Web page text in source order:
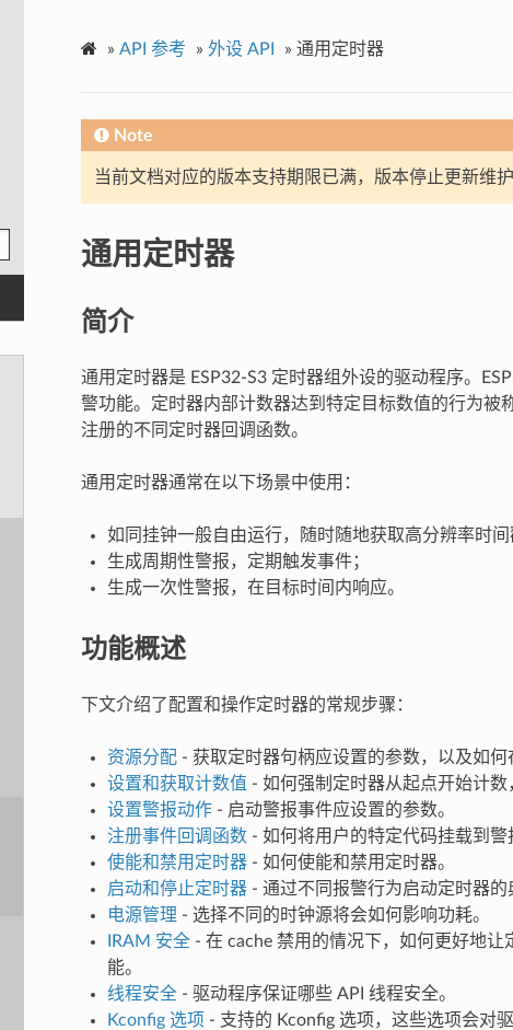
» API 参考 » 外设 API » 通用定时器
Note
当前文档对应的版本支持期限已满，版本停止更新维
通用定时器
简介
通用定时器是 ESP32-S3 定时器组外设的驱动程序。
警功能。定时器内部计数器达到特定目标数值的行为被
注册的不同定时器回调函数。
通用定时器通常在以下场景中使用：
如同挂钟一般自由运行，随时随地获取高分辨率时间
生成周期性警报，定期触发事件；
生成一次性警报，在目标时间内响应。
功能概述
下文介绍了配置和操作定时器的常规步骤：
资源分配- 获取定时器句柄应设置的参数，以及如何
设置和获取计数值 - 如何强制定时器从起点开始计数
设置警报动作- 启动警报事件应设置的参数。
注册事件回调函数- 如何将用户的特定代码挂载到警
使能和禁用定时器- 如何使能和禁用定时器。
启动和停止定时器- 通过不同报警行为启动定时器的
电源管理 - 选择不同的时钟源将会如何影响功耗。
IRAM 安全- 在 cache 禁用的情况下，如何更好地让
能。
线程安全- 驱动程序保证哪些 API 线程安全。
Kconfig 选项 - 支持的 Kconfig 选项，这些选项会对